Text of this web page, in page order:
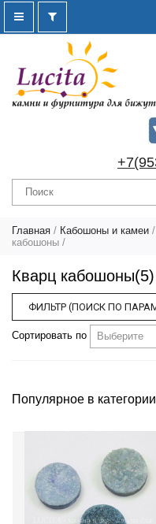
Главная / Кабошоны и камеи /
кабошоны /
Кварц кабошоны(5)
ФИЛЬТР (ПОИСК ПО
Сортировать по
Популярное в